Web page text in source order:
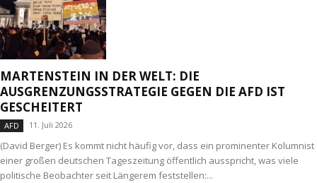
MARTENSTEIN IN DER WELT: DIE
AUSGRENZUNGSSTRATEGIE GEGEN DIE AFD IST
GESCHEITERT
AFD 11. Juli 2026
(David Berger) Es kommt nicht häufig vor, dass ein prominenter Kolumnist
einer großen deutschen Tageszeitung öffentlich ausspricht, was viele
politische Beobachter seit Längerem feststellen:...